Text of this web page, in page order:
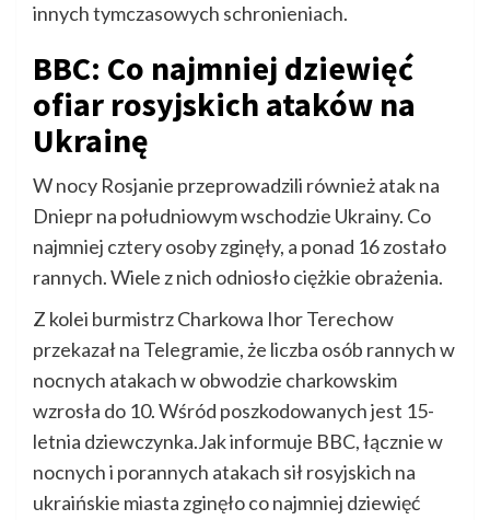
innych tymczasowych schronieniach.
BBC: Co najmniej dziewięć
ofiar rosyjskich ataków na
Ukrainę
W nocy Rosjanie przeprowadzili również atak na
Dniepr na południowym wschodzie Ukrainy. Co
najmniej cztery osoby zginęły, a ponad 16 zostało
rannych. Wiele z nich odniosło ciężkie obrażenia.
Z kolei burmistrz Charkowa Ihor Terechow
przekazał na Telegramie, że liczba osób rannych w
nocnych atakach w obwodzie charkowskim
wzrosła do 10. Wśród poszkodowanych jest 15-
letnia dziewczynka.Jak informuje BBC, łącznie w
nocnych i porannych atakach sił rosyjskich na
ukraińskie miasta zginęło co najmniej dziewięć